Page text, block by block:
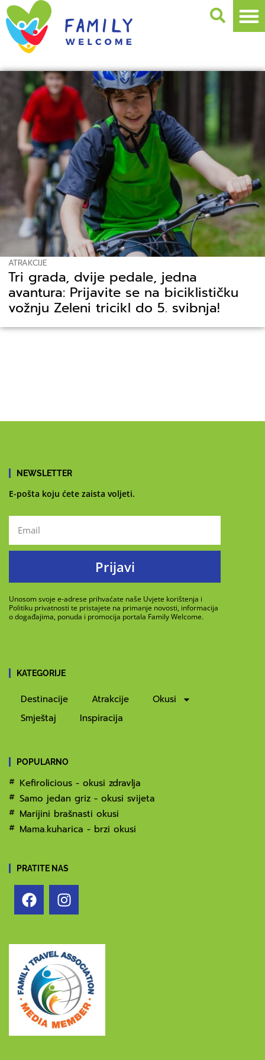
ATRAKCIJE
Tri grada, dvije pedale, jedna
avantura: Prijavite se na biciklističku
vožnju Zeleni tricikl do 5. svibnja!
NEWSLETTER
E-pošta koju ćete zaista voljeti.
Prijavi
Unosom svoje e-adrese prihvaćate naše Uvjete korištenja i
Politiku privatnosti te pristajete na primanje novosti, informacija
o događajima, ponuda i promocija portala Family Welcome.
KATEGORIJE
Destinacije Atrakcije
Okusi
Smještaj
Inspiracija
POPULARNO
Kefirolicious - okusi zdravlja
Samo jedan griz - okusi svijeta
Marijini brašnasti okusi
Mama.kuharica - brzi okusi
PRATITE NAS